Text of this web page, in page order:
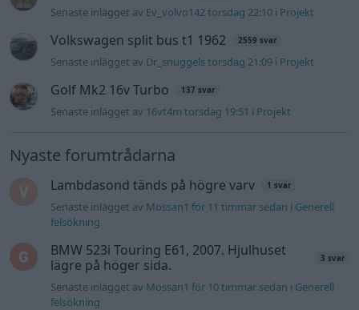
Senaste inlägget av Ev_volvo142 torsdag 22:10 i Projekt
Volkswagen split bus t1 1962 2559 svar
Senaste inlägget av Dr_snuggels torsdag 21:09 i Projekt
Golf Mk2 16v Turbo 137 svar
Senaste inlägget av 16vt4m torsdag 19:51 i Projekt
Nyaste forumtrådarna
Lambdasond tänds på högre varv 1 svar
Senaste inlägget av Mossan1 för 11 timmar sedan i Generell
felsökning
BMW 523i Touring E61, 2007. Hjulhuset
lägre på höger sida.
3 svar
Senaste inlägget av Mossan1 för 10 timmar sedan i Generell
felsökning